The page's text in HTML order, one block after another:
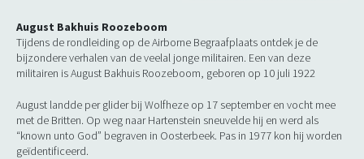
August Bakhuis Roozeboom
Tijdens de rondleiding op de Airborne Begraafplaats ontdek je de
bijzondere verhalen van de veelal jonge militairen. Een van deze
militairen is August Bakhuis Roozeboom, geboren op 10 juli 1922
August landde per glider bij Wolfheze op 17 september en vocht mee
met de Britten. Op weg naar Hartenstein sneuvelde hij en werd als
“known unto God” begraven in Oosterbeek. Pas in 1977 kon hij worden
geïdentificeerd.